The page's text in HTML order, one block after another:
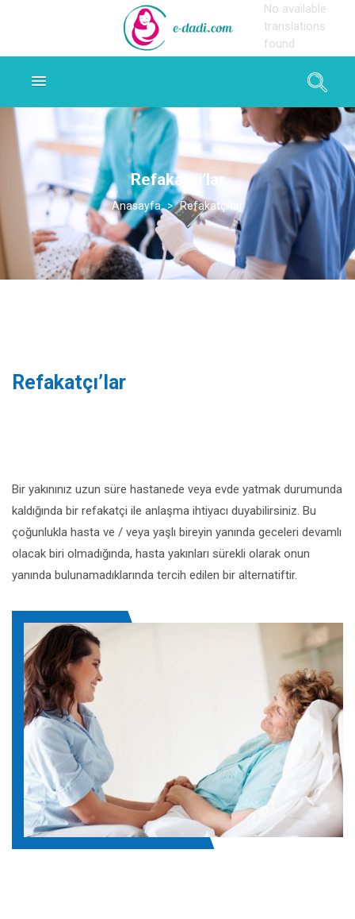
Refakatçı’lar
> Refakatçı’lar
Refakatçı’lar
Bir yakınınız uzun süre hastanede veya evde yatmak durumunda
kaldığında bir refakatçi ile anlaşma ihtiyacı duyabilirsiniz. Bu
çoğunlukla hasta ve / veya yaşlı bireyin yanında geceleri devamlı
olacak biri olmadığında, hasta yakınları sürekli olarak onun
yanında bulunamadıklarında tercih edilen bir alternatiftir.
No available
translations
found